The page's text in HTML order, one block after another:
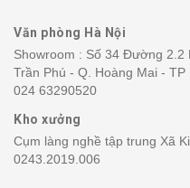
Văn phòng Hà Nội
Showroom : Số 34 Đường 2.2
Trần Phú - Q. Hoàng Mai - TP
024 63290520
Kho xưởng
Cụm làng nghề tập trung Xã
0243.2019.006